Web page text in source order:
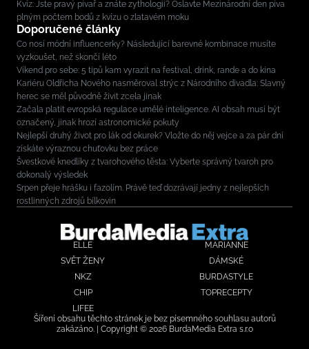
Kvíz: Jste pravý pivař a znáte zythologii? Oslavte Mezinárodní den piva
plným počtem bodů z kvízu o zlatavém moku
Doporučené články
Co nosí módní influencerky? Následující barevné kombinace musíte
vyzkoušet, než skončí léto
Víkend pro sebe: 5 tipů kam vyrazit na festival, drink, rande a do kina
Kariéru Oldřicha Nového nasměroval strýc z Národního divadla: Slavný
herec se měl původně živit zcela jinak
Začala platit evropská regulace umělé inteligence. AI obsah musí být
označený, jinak hrozí astronomické pokuty
Nejlepší druhý život pro lák od okurek? Vložte do něj vejce a za pár dní
získáte výraznou chuťovku bez práce
Švestkové knedlíky z tvarohového těsta: Vyberte správný tvaroh pro
dokonalý výsledek
Srpen přeje hrášku i fazolím. Právě teď dozrávají jedny z nejlepších
rostlinných zdrojů bílkovin
ELLE
MARIANNE
SVĚT ŽENY
DÁMSKÉ
NKZ
BURDASTYLE
CHIP
TOPRECEPTY
LIFEE
Šíření obsahu těchto stránek je bez písemného souhlasu autorů
zakázáno. | Copyright © 2026 BurdaMedia Extra s.r.o